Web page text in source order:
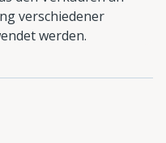
verschiedener
werden.